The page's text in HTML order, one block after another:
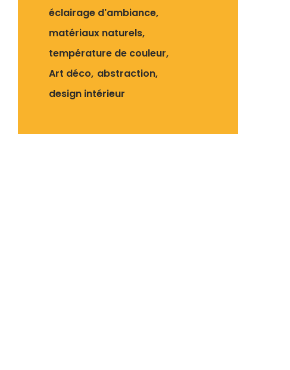
éclairage d'ambiance
matériaux naturels
température de couleur
Art déco abstraction
design intérieur